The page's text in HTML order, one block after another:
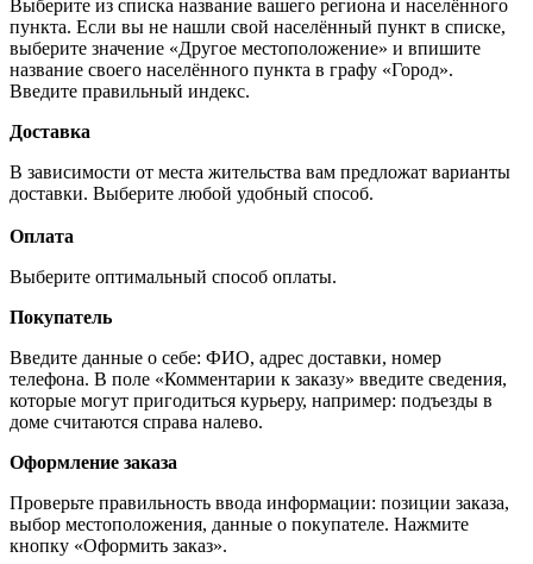
Выберите из списка название вашего региона и населённого
пункта. Если вы не нашли свой населённый пункт в списке,
выберите значение «Другое местоположение» и впишите
название своего населённого пункта в графу «Город».
Введите правильный индекс.
Доставка
В зависимости от места жительства вам предложат варианты
доставки. Выберите любой удобный способ.
Оплата
Выберите оптимальный способ оплаты.
Покупатель
Введите данные о себе: ФИО, адрес доставки, номер
телефона. В поле «Комментарии к заказу» введите сведения,
которые могут пригодиться курьеру, например: подъезды в
доме считаются справа налево.
Оформление заказа
Проверьте правильность ввода информации: позиции заказа,
выбор местоположения, данные о покупателе. Нажмите
кнопку «Оформить заказ».